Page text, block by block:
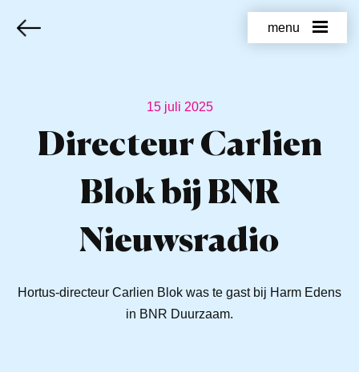
menu
15 juli 2025
Directeur Carlien
Blok bij BNR
Nieuwsradio
Hortus-directeur Carlien Blok was te gast bij Harm Edens
in BNR Duurzaam.